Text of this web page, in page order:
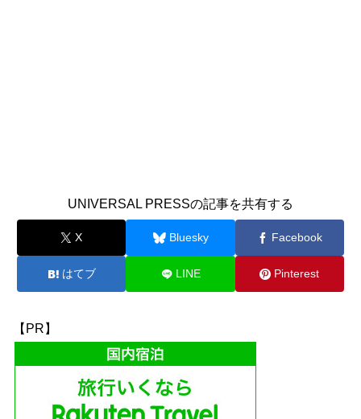
UNIVERSAL PRESSの記事を共有する
X Bluesky Facebook
はてブ LINE Pinterest
【PR】